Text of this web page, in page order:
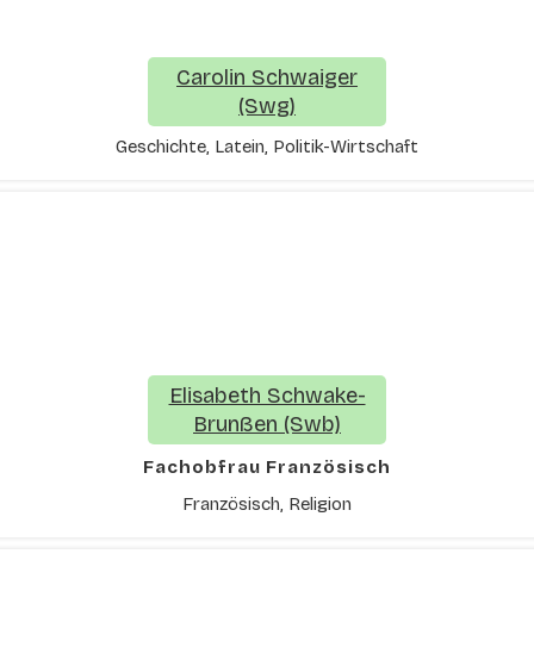
Carolin Schwaiger
(Swg)
Geschichte, Latein, Politik-Wirtschaft
Elisabeth Schwake-
Brunßen (Swb)
Fachobfrau Französisch
Französisch, Religion